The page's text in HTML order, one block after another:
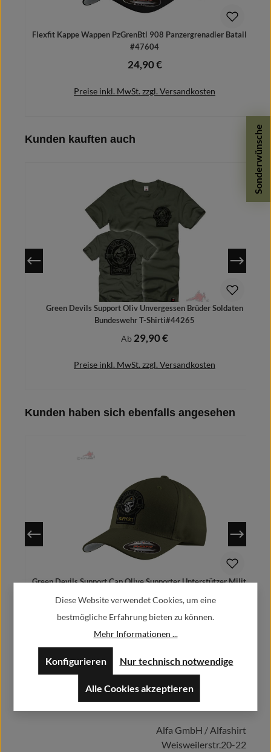
Sonderwünsche
Flexfit Kappe Wappen PzGrenBtl 908 Panzergrenadier Bataillon
#47604
Regulärer Preis:
24,90 €
Preise inkl. MwSt. zzgl. Versandkosten
Produktgalerie überspringen
Kunden kauften auch
Green Devils Support Oliv Unvergessen Brüder Soldaten
Bundeswehr T-Shirti#44265
Regulärer Preis:
Ab 29,90 €
Preise inkl. MwSt. zzgl. Versandkosten
Produktgalerie überspringen
Kunden haben sich ebenfalls angesehen
Green Devils Support Cap Olive Supporter Unterstützer Military
22,90 €
Preise inkl. MwSt. zzgl. Versandkosten
Herstellerinformationen:
Alfa GmbH / Alfashirt
Weisweilerstr.20-22
Diese Website verwendet Cookies, um eine
bestmögliche Erfahrung bieten zu können.
Mehr Informationen ...
Nur technisch notwendige
Konfigurieren
Alle Cookies akzeptieren